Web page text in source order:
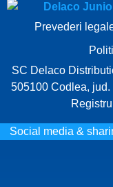
Prevederi
SC Delaco
505100 Codlea, jud.
Social media &